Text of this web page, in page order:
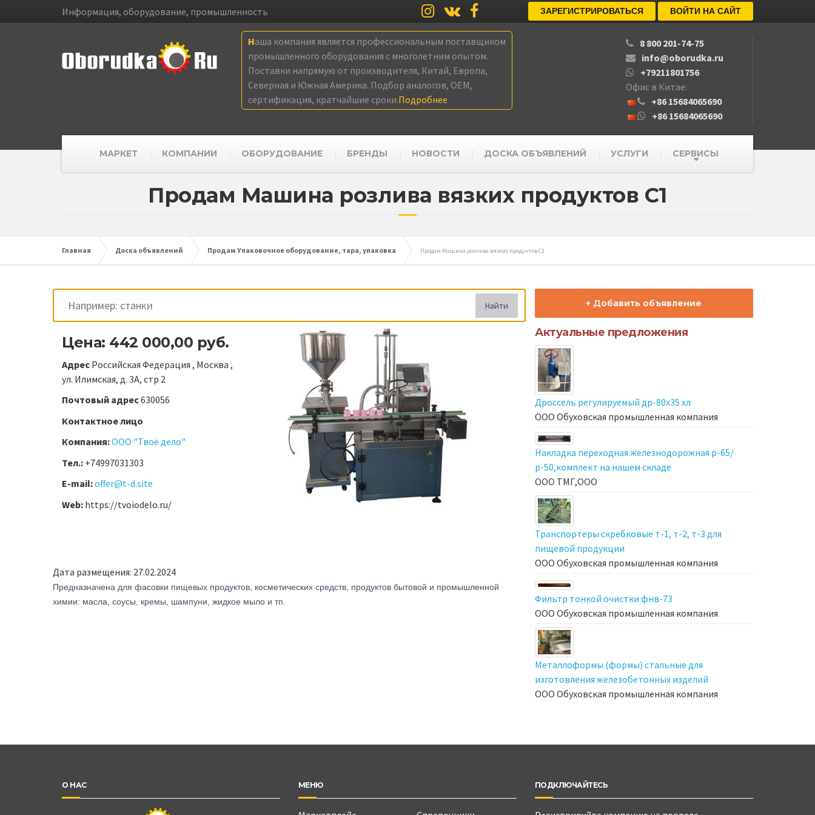
Информация, оборудование, промышленность ЗАРЕГИСТРИРОВАТЬСЯ ВОЙТИ НА САЙТ
Наша компания является профессиональным поставщиком
промышленного оборудования с многолетним опытом.
Поставки напрямую от производителя, Китай, Европа,
Северная и Южная Америка. Подбор аналогов, OEM,
сертификация, кратчайшие сроки.Подробнее
8 800 201-74-75
info@oborudka.ru
+79211801756
Офис в Китае:
+86 15684065690
+86 15684065690
МАРКЕТ КОМПАНИИ ОБОРУДОВАНИЕ БРЕНДЫ НОВОСТИ ДОСКА ОБЪЯВЛЕНИЙ УСЛУГИ СЕРВИСЫ
Продам Машина розлива вязких продуктов С1
Главная Доска объявлений Продам Упаковочное оборудование, тара, упаковка Продам Машина розлива вязких продуктов С1
Найти
Цена: 442 000,00 руб.
Адрес Российская Федерация , Москва ,
ул. Илимская, д. 3А, стр 2
Почтовый адрес630056
Контактное лицо
Компания:ООО "Твоё дело"
Тел.: +74997031303
E-mail:offer@t-d.site
Web: https://tvoiodelo.ru/
Дата размещения: 27.02.2024
Предназначена для фасовки пищевых продуктов, косметических средств, продуктов бытовой и промышленной
химии: масла, соусы, кремы, шампуни, жидкое мыло и тп.
+ Добавить объявление
Актуальные предложения
Дроссель регулируемый др-80х35 хл
ООО Обуховская промышленная компания
Накладка переходная железнодорожная р-65/
р-50,комплект на нашем складе
ООО ТМГ,ООО
Транспортеры скребковые т-1, т-2, т-3 для
пищевой продукции
ООО Обуховская промышленная компания
Фильтр тонкой очистки фнв-73
ООО Обуховская промышленная компания
Металлоформы (формы) стальные для
изготовления железобетонных изделий
ООО Обуховская промышленная компания
О НАС МЕНЮ ПОДКЛЮЧАЙТЕСЬ